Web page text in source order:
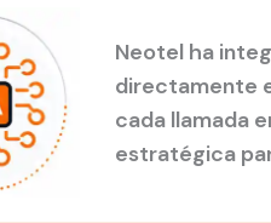
Neotel ha
directamente
cada llamada
estratégica